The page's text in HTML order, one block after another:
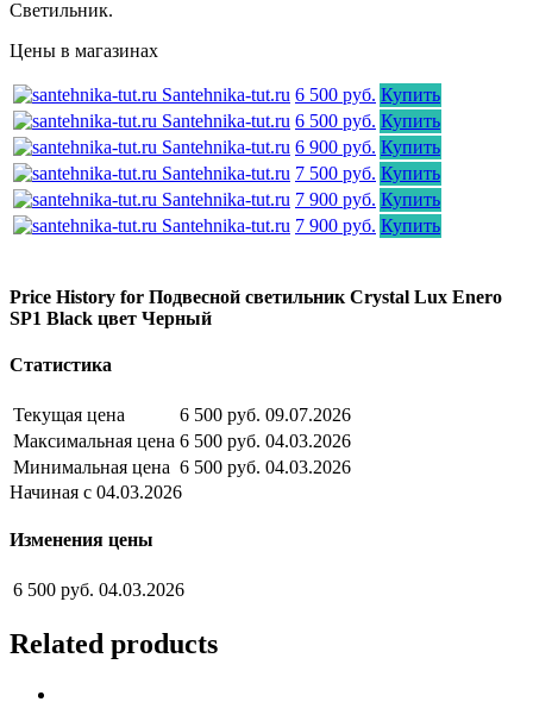
Светильник.
Цены в магазинах
Santehnika-tut.ru 6 500 руб. Купить
Santehnika-tut.ru 6 500 руб. Купить
Santehnika-tut.ru 6 900 руб. Купить
Santehnika-tut.ru 7 500 руб. Купить
Santehnika-tut.ru 7 900 руб. Купить
Santehnika-tut.ru 7 900 руб. Купить
Price History for Подвесной светильник Crystal Lux Enero
SP1 Black цвет Черный
Статистика
Текущая цена 6 500 руб. 09.07.2026
Максимальная цена 6 500 руб. 04.03.2026
Минимальная цена 6 500 руб. 04.03.2026
Начиная с 04.03.2026
Изменения цены
6 500 руб. 04.03.2026
Related products